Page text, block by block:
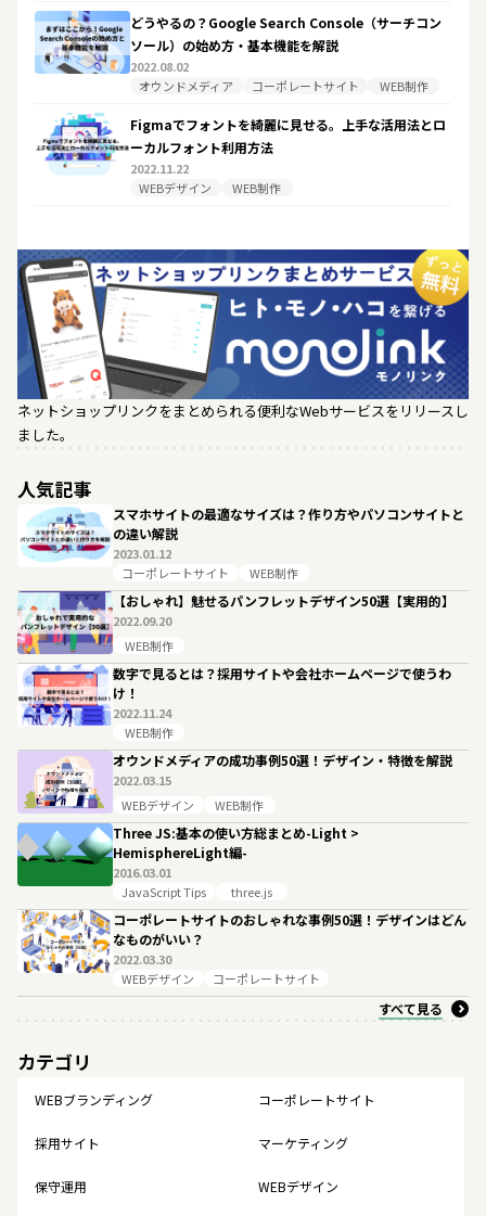
どうやるの？Google Search Console（サーチコン
ソール）の始め方・基本機能を解説
2022.08.02
オウンドメディア
コーポレートサイト WEB制作
Figmaでフォントを綺麗に見せる。上手な活用法とロ
ーカルフォント利用方法
2022.11.22
WEBデザイン
WEB制作
ネットショップリンクをまとめられる便利なWebサービスをリリースし
ました。
人気記事
スマホサイトの最適なサイズは？作り方やパソコンサイトと
の違い解説
2023.01.12
コーポレートサイト
WEB制作
【おしゃれ】魅せるパンフレットデザイン50選【実用的】
2022.09.20
WEB制作
数字で見るとは？採用サイトや会社ホームページで使うわ
け！
2022.11.24
WEB制作
オウンドメディアの成功事例50選！デザイン・特徴を解説
2022.03.15
WEBデザイン
WEB制作
Three JS:基本の使い方総まとめ-Light >
HemisphereLight編-
2016.03.01
JavaScript Tips
three.js
コーポレートサイトのおしゃれな事例50選！デザインはどん
なものがいい？
2022.03.30
WEBデザイン
コーポレートサイト
すべて見る
カテゴリ
WEBブランディング コーポレートサイト
採用サイト マーケティング
保守運用 WEBデザイン